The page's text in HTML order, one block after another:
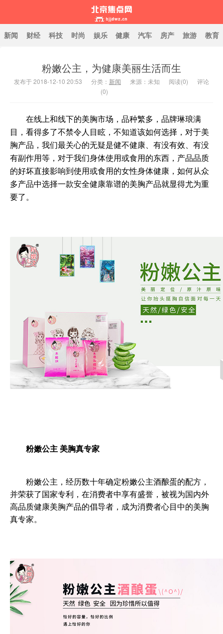
北京焦点网
新闻 财经 科技 时尚 娱乐 健康 汽车 房产 旅游 教育
粉嫩公主，为健康美丽生活而生
发布于 2018-12-10 20:53 分类： 新闻 来源：未知 阅读(0)
评论
(0)
在线上和线下的美胸市场，品种繁多，品牌琳琅满
目，看得多了不禁令人目眩，不知道该如何选择，对于美
胸产品，我们最关心的无疑是健不健康、有没有效、有没
有副作用等，对于我们身体使用或食用的东西，产品品质
的好坏直接影响到使用或食用的女性身体健康，如何从众
多产品中选择一款安全健康靠谱的美胸产品就显得尤为重
要了。
粉嫩公主 美胸真专家
并荣获了国家专利，在消费者中享有盛誉，被视为国内外
高品质健康美胸产品的倡导者，成为消费者心目中的美胸
真专家。